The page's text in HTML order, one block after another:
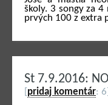
školy. 3 songy za
prvých 100 z extra
St 7.9.2016:
pridaj komentár: 6]